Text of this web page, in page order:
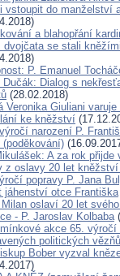
vstoupit do manželství
a blahopřání
dvojčata se stali
P. Emanuel
Dučák: Dialog s
(28.02.2018)
Veronika Giuliani
ke kněžství
narození P.
(poděkování)
A za rok
z oslavy 20 let
popravy P. Jana
jáhenství otce Františka
oslaví 20 let
- P. Jaroslav Kolbaba
akce 65.
politických vězňů
Bober vyzval